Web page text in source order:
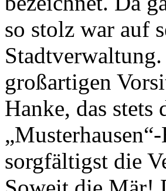
so stolz war auf
großartigen
Hanke, das
sorgfältigst die